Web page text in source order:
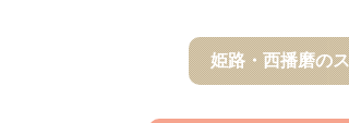
姫路・西播磨の